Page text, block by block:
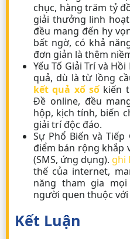
chục, hàng trăm tỷ
giải thưởng linh
đều mang đến hy
bất ngờ, có khả
đơn giản là thêm
Yếu Tố Giải Trí và
quả, dù là từ lồng
kết quả xổ sốkiến
Đề online, đều
hộp, kịch tính, biến
giải trí độc đáo.
Sự Phổ Biến và
điểm bán rộng khắp
(SMS, ứng dụng). ghi
thế của internet,
năng tham gia
người quen thuộc
Kết Luận